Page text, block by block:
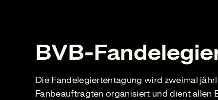
BVB-
Die Fandelegiertentagung wird zweimal
Fanbeauftragten organisiert und dient allen